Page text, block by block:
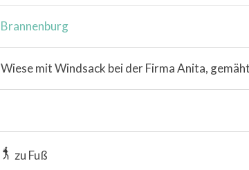
Brannenburg
Wiese mit Windsack bei der Firma Anita,
zu Fuß